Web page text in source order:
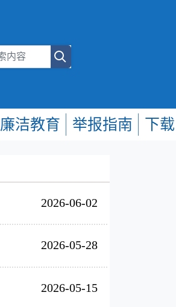
廉洁教育 举报指南 下
2026-06-02
2026-05-28
2026-05-15